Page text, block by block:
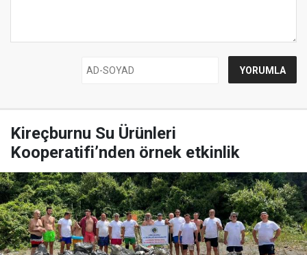
Kireçburnu Su Ürünleri
Kooperatifi’nden örnek etkinlik